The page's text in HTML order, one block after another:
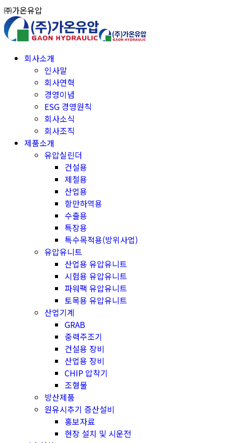
Skip
to
content
㈜가온유압
회사소개
인사말
회사연혁
경영이념
ESG 경영원칙
회사소식
회사조직
제품소개
유압실린더
건설용
제철용
산업용
항만하역용
수출용
특장용
특수목적용(방위사업)
유압유니트
산업용 유압유니트
시험용 유압유니트
파워팩 유압유니트
토목용 유압유니트
산업기계
GRAB
중력주조기
건설용 장비
산업용 장비
CHIP 압착기
조형물
방산제품
원유시추기 증산설비
홍보자료
현장 설치 및 시운전